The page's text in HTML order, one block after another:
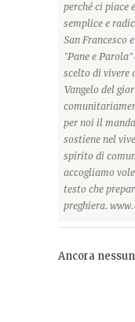
perché ci piace
semplice e
San Francesco
"Pane e
scelto di vivere
Vangelo del
per noi il
sostiene nel
spirito di
accogliamo
testo che
preghiera.
Ancora